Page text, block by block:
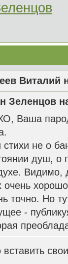
Виталий
Зеленцов
Ваша
не о
душ, о
Видимо,
очень
точно. Но
-